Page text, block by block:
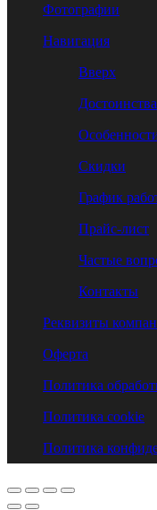
Фотографии
Навигация
Вверх
Достоинства
Скидки
График
Прайс-лист
Частые
Контакты
Реквизиты
Оферта
Политика
Политика cookie
Политика